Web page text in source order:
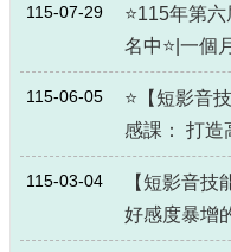
115-07-29
⭐115年第
名中⭐|一個
115-06-05
⭐【短影音
感課： 打造
115-03-04
【短影音技
好感度暴增